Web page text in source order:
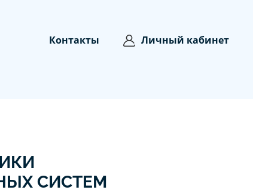
Контакты Личный кабинет
СИСТЕМ